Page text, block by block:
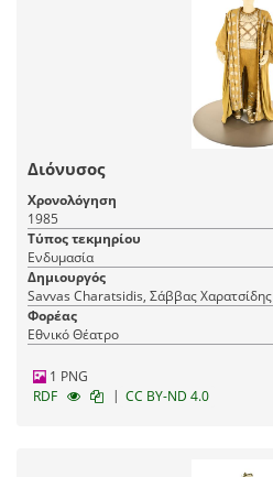
Διόνυσος
Χρονολόγηση
1985
Τύπος τεκμηρίου
Ενδυμασία
Δημιουργός
Savvas Charatsidis, Σάββας Χαρατσίδης
Φορέας
Εθνικό Θέατρο
1 PNG
RDF
| CC BY-ND 4.0